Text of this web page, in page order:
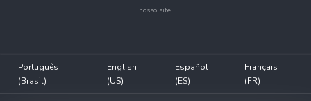
nosso site.
Português
(Brasil)
English
(US)
Español
(ES)
Français
(FR)